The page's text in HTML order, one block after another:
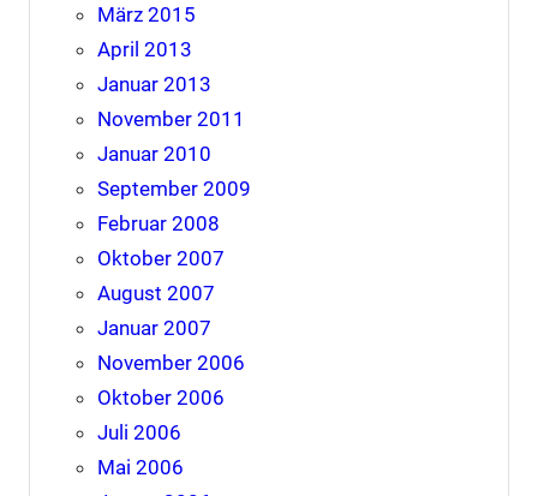
März 2015
April 2013
Januar 2013
November 2011
Januar 2010
September 2009
Februar 2008
Oktober 2007
August 2007
Januar 2007
November 2006
Oktober 2006
Juli 2006
Mai 2006